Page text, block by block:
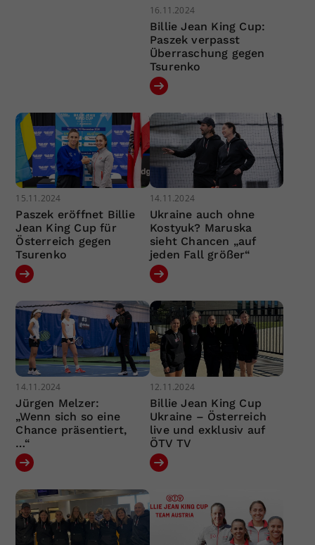
16.11.2024
Billie Jean King Cup:
Paszek verpasst
Überraschung gegen
Tsurenko
15.11.2024
Paszek eröffnet Billie
Jean King Cup für
Österreich gegen
Tsurenko
14.11.2024
Ukraine auch ohne
Kostyuk? Maruska
sieht Chancen „auf
jeden Fall größer“
14.11.2024
Jürgen Melzer:
„Wenn sich so eine
Chance präsentiert,
…“
12.11.2024
Billie Jean King Cup
Ukraine – Österreich
live und exklusiv auf
ÖTV TV